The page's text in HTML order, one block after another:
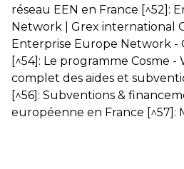
réseau EEN en France [^52]:
Network | Grex international
Enterprise Europe Network -
[^54]: Le programme Cosme -
complet des aides et
[^56]: Subventions &
européenne en France [^57]: